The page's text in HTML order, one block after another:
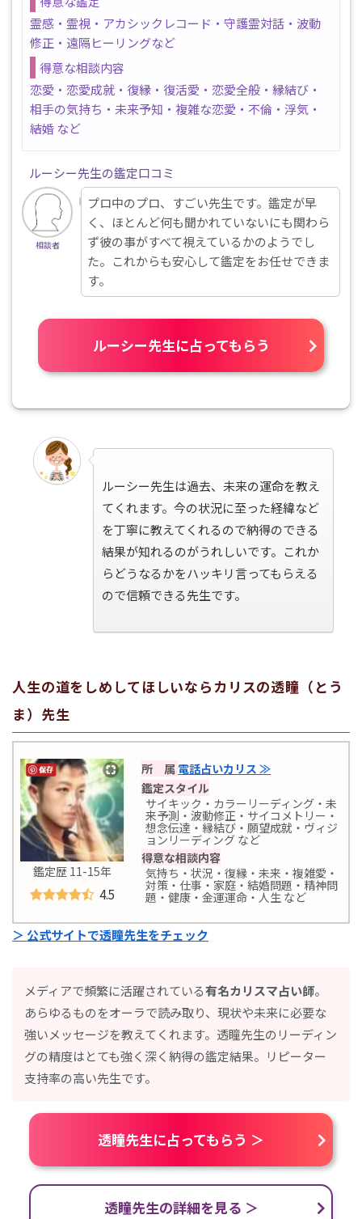
霊感・霊視・アカシックレコード・守護霊対話・波動
修正・遠隔ヒーリングなど
得意な相談内容
恋愛・恋愛成就・復縁・復活愛・恋愛全般・縁結び・
相手の気持ち・未来予知・複雑な恋愛・不倫・浮気・
結婚 など
ルーシー先生の鑑定口コミ
相談者
プロ中のプロ、すごい先生です。鑑定が早
く、ほとんど何も聞かれていないにも関わら
ず彼の事がすべて視えているかのようでし
た。これからも安心して鑑定をお任せできま
す。
ルーシー先生に占ってもらう
ルーシー先生は過去、未来の運命を教え
てくれます。今の状況に至った経緯など
を丁寧に教えてくれるので納得のできる
結果が知れるのがうれしいです。これか
らどうなるかをハッキリ言ってもらえる
ので信頼できる先生です。
人生の道をしめしてほしいならカリスの透瞳（とう
ま）先生
鑑定歴 11-15年
4.5
所 属 電話占いカリス ≫
鑑定スタイル
サイキック・カラーリーディング・未
来予測・波動修正・サイコメトリー・
想念伝達・縁結び・願望成就・ヴィジ
ョンリーディング など
得意な相談内容
気持ち・状況・復縁・未来・複雑愛・
対策・仕事・家庭・結婚問題・精神問
題・健康・金運運命・人生 など
＞ 公式サイトで透瞳先生をチェック
メディアで頻繁に活躍されている有名カリスマ占い師。
あらゆるものをオーラで読み取り、現状や未来に必要な
強いメッセージを教えてくれます。透瞳先生のリーディン
グの精度はとても強く深く納得の鑑定結果。リピーター
支持率の高い先生です。
透瞳先生に占ってもらう ＞
透瞳先生の詳細を見る ＞